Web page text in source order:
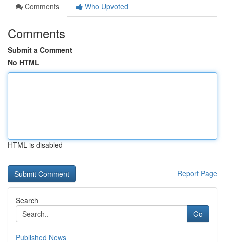
Comments
Who Upvoted
Comments
Submit a Comment
No HTML
HTML is disabled
Report Page
Search
Go
Published News